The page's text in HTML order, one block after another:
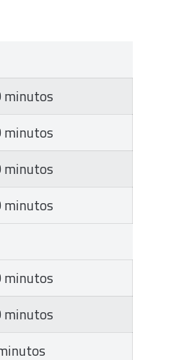
minutos
minutos
minutos
minutos
minutos
minutos